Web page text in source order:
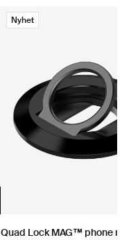
Nyhet
Quad Lock MAG™ phone